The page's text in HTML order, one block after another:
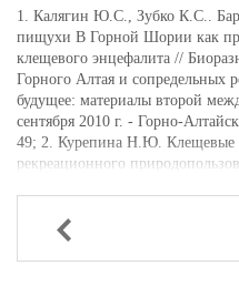
1. Калягин Ю.С., Зубко К.С..
пищухи В Горной Шории как
клещевого энцефалита //
Горного Алтая и сопредельных
будущее: материалы второй
сентября 2010 г. - Горно-
49; 2. Курепина Н.Ю. Клещевые
рекреационного
сентября 2008 года г. Горно-
Назад